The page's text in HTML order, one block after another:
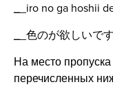
_iro no ga hoshii
_色のが欲しいです
На место
перечисленных